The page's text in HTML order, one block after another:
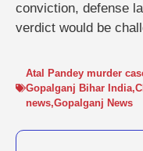
conviction, defense
verdict would be
Atal Pandey murder
Gopalganj Bihar India,
news,Gopalganj News